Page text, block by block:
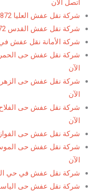
اتصل الآن
شركة نقل عفش العليا 0561741872خصم 50% اتصل الآن
شركة نقل عفش القدس 0561741872خصم 50% اتصل الآن
شركة الأمانة نقل عفش في
الآن
الآن
الآن
شركة نقل عفش حى الفواز 0561741872خصم 50% اتصل الآن
الآن
شركة نقل عفش في حي النرجس